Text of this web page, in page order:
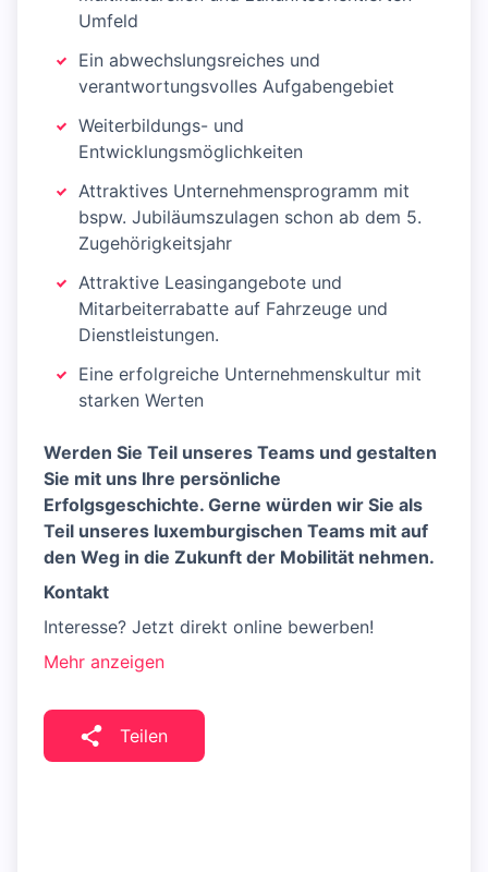
Umfeld
Ein abwechslungsreiches und
verantwortungsvolles Aufgabengebiet
Weiterbildungs- und
Entwicklungsmöglichkeiten
Attraktives Unternehmensprogramm mit
bspw. Jubiläumszulagen schon ab dem 5.
Zugehörigkeitsjahr
Attraktive Leasingangebote und
Mitarbeiterrabatte auf Fahrzeuge und
Dienstleistungen.
Eine erfolgreiche Unternehmenskultur mit
starken Werten
Werden Sie Teil unseres Teams und gestalten
Sie mit uns Ihre persönliche
Erfolgsgeschichte. Gerne würden wir Sie als
Teil unseres luxemburgischen Teams mit auf
den Weg in die Zukunft der Mobilität nehmen.
Kontakt
Interesse? Jetzt direkt online bewerben!
Mehr anzeigen
Teilen